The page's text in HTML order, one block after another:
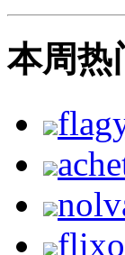
本周热